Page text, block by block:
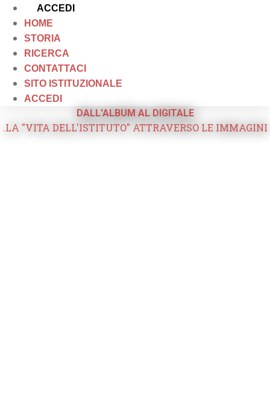
ACCEDI
HOME
STORIA
RICERCA
CONTATTACI
SITO ISTITUZIONALE
ACCEDI
DALL'ALBUM AL DIGITALE
.LA "VITA DELL'ISTITUTO" ATTRAVERSO LE IMMAGINI